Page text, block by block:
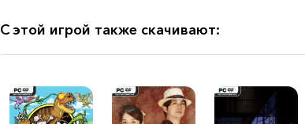
С этой игрой также скачивают: